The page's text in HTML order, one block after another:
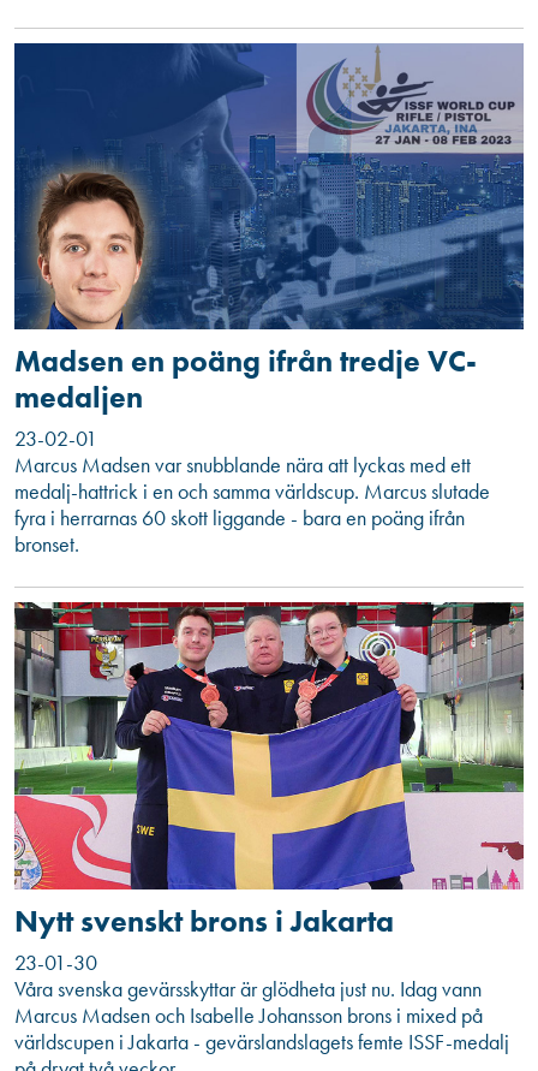
Madsen en poäng ifrån tredje VC-
medaljen
23-02-01
Marcus Madsen var snubblande nära att lyckas med ett
medalj-hattrick i en och samma världscup. Marcus slutade
fyra i herrarnas 60 skott liggande - bara en poäng ifrån
bronset.
Nytt svenskt brons i Jakarta
23-01-30
Våra svenska gevärsskyttar är glödheta just nu. Idag vann
Marcus Madsen och Isabelle Johansson brons i mixed på
världscupen i Jakarta - gevärslandslagets femte ISSF-medalj